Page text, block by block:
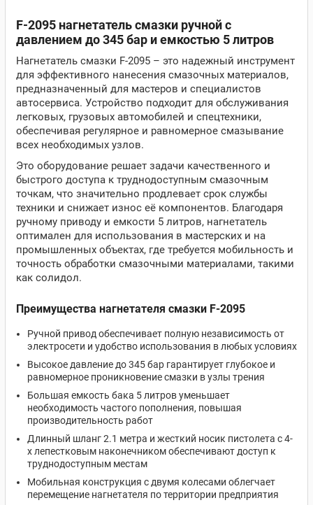
F-2095 нагнетатель смазки ручной с
давлением до 345 бар и емкостью 5 литров
Нагнетатель смазки F-2095 – это надежный инструмент
для эффективного нанесения смазочных материалов,
предназначенный для мастеров и специалистов
автосервиса. Устройство подходит для обслуживания
легковых, грузовых автомобилей и спецтехники,
обеспечивая регулярное и равномерное смазывание
всех необходимых узлов.
Это оборудование решает задачи качественного и
быстрого доступа к труднодоступным смазочным
точкам, что значительно продлевает срок службы
техники и снижает износ её компонентов. Благодаря
ручному приводу и емкости 5 литров, нагнетатель
оптимален для использования в мастерских и на
промышленных объектах, где требуется мобильность и
точность обработки смазочными материалами, такими
как солидол.
Преимущества нагнетателя смазки F-2095
Ручной привод обеспечивает полную независимость от
электросети и удобство использования в любых условиях
Высокое давление до 345 бар гарантирует глубокое и
равномерное проникновение смазки в узлы трения
Большая емкость бака 5 литров уменьшает
необходимость частого пополнения, повышая
производительность работ
Длинный шланг 2.1 метра и жесткий носик пистолета с 4-
х лепестковым наконечником обеспечивают доступ к
труднодоступным местам
Мобильная конструкция с двумя колесами облегчает
перемещение нагнетателя по территории предприятия